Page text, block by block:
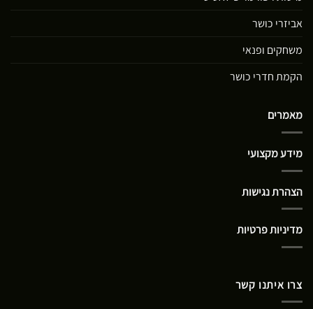
אביזרי כושר
משחקים ופנאי
הקמת חדרי כושר
מאמרים
מידע מקצועי
הצהרת נגישות
מדיניות פרטיות
צרו איתנו קשר